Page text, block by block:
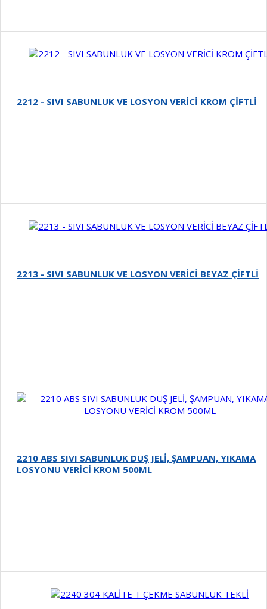
2212 - SIVI SABUNLUK VE LOSYON VERİCİ KROM ÇİFTLİ
2213 - SIVI SABUNLUK VE LOSYON VERİCİ BEYAZ ÇİFTLİ
2210 ABS SIVI SABUNLUK DUŞ JELİ, ŞAMPUAN, YIKAMA
LOSYONU VERİCİ KROM 500ML